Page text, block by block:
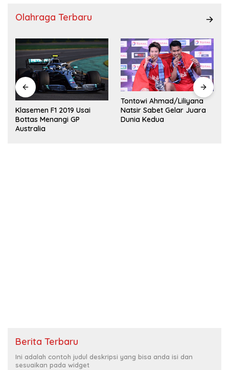
Olahraga Terbaru
Klasemen F1 2019 Usai
Bottas Menangi GP
Australia
Tontowi Ahmad/Liliyana
Natsir Sabet Gelar Juara
Dunia Kedua
Berita Terbaru
Ini adalah contoh judul deskripsi yang bisa anda isi dan
sesuaikan pada widget